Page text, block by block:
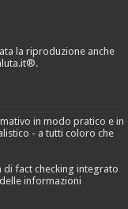
la riproduzione anche
in modo pratico e in
- a tutti coloro che
fact checking integrato
informazioni